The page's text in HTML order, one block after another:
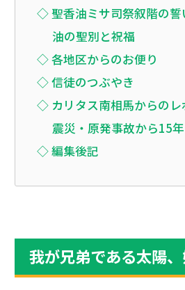
◇ 聖香油ミサ司祭叙階の誓
油の聖別と祝福
◇ 各地区からのお便り
◇ 信徒のつぶやき
◇ カリタス南相馬からのレ
震災・原発事故から15年
◇ 編集後記
我が兄弟である太陽